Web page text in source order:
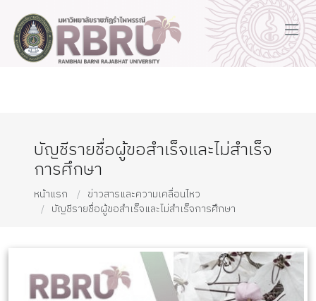
บัญชีรายชื่อผู้ขอสำเร็จและไม่สำเร็จ
การศึกษา
หน้าแรก
ข่าวสารและความเคลื่อนไหว
บัญชีรายชื่อผู้ขอสำเร็จและไม่สำเร็จการศึกษา